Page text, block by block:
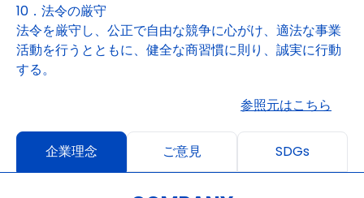
10．法令の厳守
法令を厳守し、公正で自由な競争に心がけ、適法な事業
活動を行うとともに、健全な商習慣に則り、誠実に行動
する。
参照元はこちら
企業理念 ご意見 SDGs